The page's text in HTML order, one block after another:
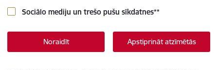
Sociālo mediju un trešo pušu sīkdatnes**
Noraidīt Apstiprināt atzīmētās